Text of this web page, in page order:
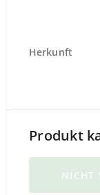
Herkunft
Produkt
NICHT